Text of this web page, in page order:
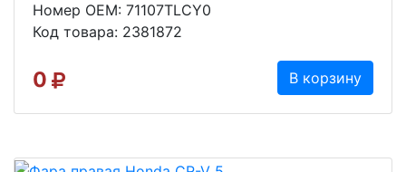
Номер OEM: 71107TLCY0
Код товара: 2381872
0 В корзину